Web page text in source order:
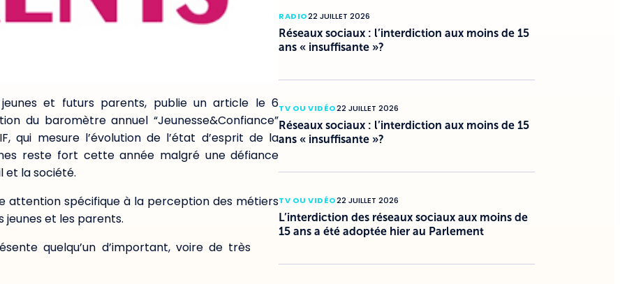
et futurs parents, publie un article le 6
du baromètre annuel “Jeunesse&Confiance”
qui mesure l’évolution de l’état d’esprit de la
reste fort cette année malgré une défiance
et la société.
attention spécifique à la perception des métiers
jeunes et les parents.
quelqu’un d’important, voire de très
RADIO22 JUILLET 2026
Réseaux sociaux : l’interdiction aux moins de 15
ans « insuffisante »?
TV OU VIDÉO22 JUILLET 2026
Réseaux sociaux : l’interdiction aux moins de 15
ans « insuffisante »?
TV OU VIDÉO22 JUILLET 2026
L’interdiction des réseaux sociaux aux moins de
15 ans a été adoptée hier au Parlement